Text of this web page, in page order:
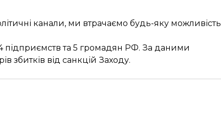
канали, ми втрачаємо будь-яку можливість
підприємств та 5 громадян РФ. За даними
збитків від санкцій Заходу.